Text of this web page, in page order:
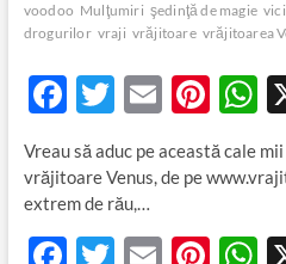
voodoo Mulţumiri şedinţă de magie
drogurilor vraji vrăjitoare vrăjitoarea
F
ac
e
b
o
T
w
itt
er
E
ail
Pi
nt
er
t
h
A
Vreau să aduc pe această cale
vrăjitoare Venus, de pe
extrem de rău,…
F T E Pi